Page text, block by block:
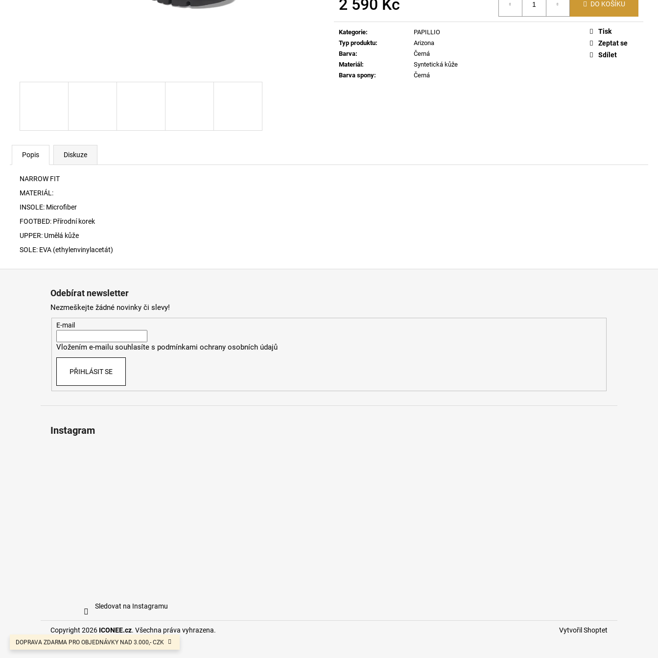
DOPRAVA ZDARMA PRO OBJEDNÁVKY NAD 3.000,- CZK
2 590 Kč DO KOŠÍKU
Kategorie:
PAPILLIO
Typ produktu:
Arizona
Barva:
Černá
Materiál:
Syntetická kůže
Barva spony: Černá
Tisk
Zeptat se
Sdílet
Popis Diskuze
NARROW FIT
MATERIÁL:
INSOLE: Microfiber
FOOTBED: Přírodní korek
UPPER: Umělá kůže
SOLE: EVA (ethylenvinylacetát)
SKM-RAY-THREEPACK PONOŽKY E7694
RYAN-D-CORE-3PACK TRENKY E7672
62162 POLO TRIČKO 6116
Odebírat newsletter
Nezmeškejte žádné novinky či slevy!
E-mail
Vložením e-mailu souhlasíte s podmínkami ochrany osobních údajů
PŘIHLÁSIT SE
Instagram
Sledovat na Instagramu
Vytvořil Shoptet
Copyright 2026 ICONEE.cz. Všechna práva vyhrazena.